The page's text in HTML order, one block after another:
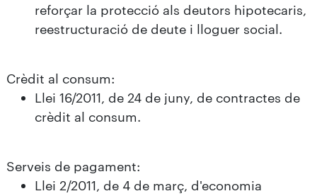
reforçar la protecció als deutors hipotecaris,
reestructuració de deute i lloguer social.
Crèdit al consum:
Llei 16/2011, de 24 de juny, de contractes de
crèdit al consum.
Serveis de pagament:
Llei 2/2011, de 4 de març, d'economia